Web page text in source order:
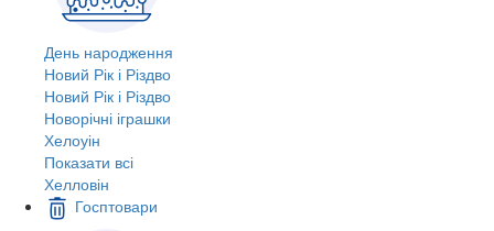
День народження
Новий Рік і Різдво
Новий Рік і Різдво
Новорічні іграшки
Хелоуін
Показати всі
Хелловін
Госптовари